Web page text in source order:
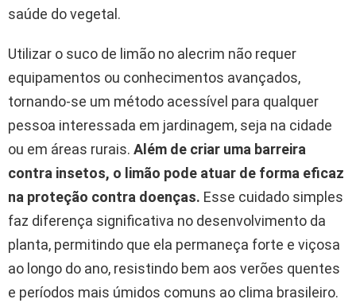
saúde do vegetal.
Utilizar o suco de limão no alecrim não requer
equipamentos ou conhecimentos avançados,
tornando-se um método acessível para qualquer
pessoa interessada em jardinagem, seja na cidade
ou em áreas rurais. Além de criar uma barreira
contra insetos, o limão pode atuar de forma eficaz
na proteção contra doenças. Esse cuidado simples
faz diferença significativa no desenvolvimento da
planta, permitindo que ela permaneça forte e viçosa
ao longo do ano, resistindo bem aos verões quentes
e períodos mais úmidos comuns ao clima brasileiro.